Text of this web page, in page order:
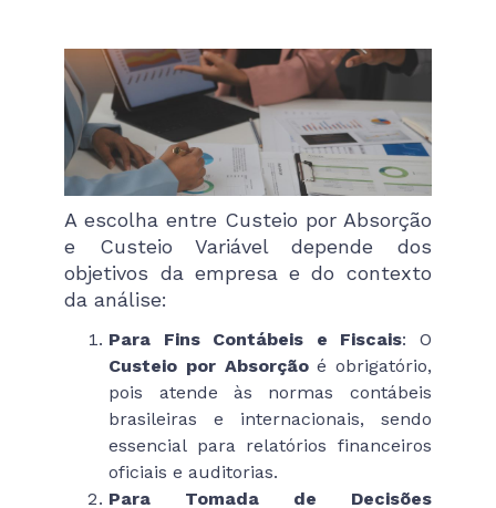
A escolha entre Custeio por Absorção
e Custeio Variável depende dos
objetivos da empresa e do contexto
da análise:
Para Fins Contábeis e Fiscais: O
Custeio por Absorçãoé obrigatório,
pois atende às normas contábeis
brasileiras e internacionais, sendo
essencial para relatórios financeiros
oficiais e auditorias.
Para Tomada de Decisões